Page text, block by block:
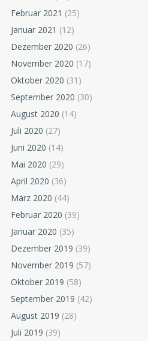
Februar 2021 (25)
Januar 2021 (12)
Dezember 2020 (26)
November 2020 (17)
Oktober 2020 (31)
September 2020 (30)
August 2020 (14)
Juli 2020 (27)
Juni 2020 (14)
Mai 2020 (29)
April 2020 (36)
März 2020 (44)
Februar 2020 (39)
Januar 2020 (35)
Dezember 2019 (39)
November 2019 (57)
Oktober 2019 (58)
September 2019 (42)
August 2019 (28)
Juli 2019 (39)